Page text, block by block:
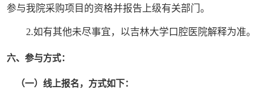
参与我院采购项目的资格并报告上级有关部门。
2.如有其他未尽事宜，以吉林大学口腔医院解释为准。
六、参与方式：
（一）线上报名，方式如下：